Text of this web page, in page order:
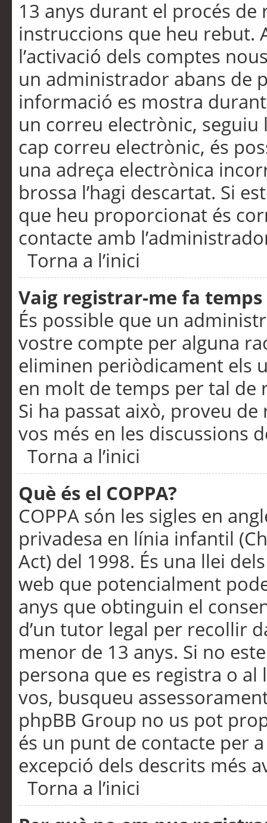
13 anys durant el procés de
instruccions que heu rebut.
l’activació dels comptes
un administrador abans de
informació es mostra
un correu electrònic,
cap correu electrònic, és
una adreça electrònica
brossa l’hagi descartat. Si
que heu proporcionat és
contacte amb
Torna a l’inici
Vaig registrar-me fa
És possible que un
vostre compte per alguna
eliminen periòdicament els
en molt de temps per tal de
Si ha passat això, proveu
vos més en les discussions
Torna a l’inici
Què és el COPPA?
COPPA són les sigles en
privadesa en línia infantil
Act) del 1998. És una llei
web que potencialment
anys que obtinguin el
d’un tutor legal per recollir
menor de 13 anys. Si no
persona que es registra o
vos, busqueu
phpBB Group no us pot
és un punt de contacte per
excepció dels descrits més
Torna a l’inici